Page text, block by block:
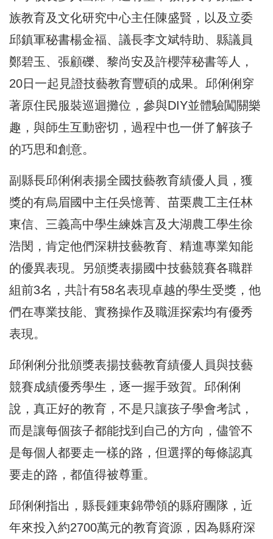
族教育及文化研究中心主任陳盛賢，以及立委
邱鎮軍秘書楊金福、議長李文斌特助、縣議員
鄭碧玉、張顧礫、黎尚安及許櫻萍秘書等人，
20日一起見證技藝教育豐碩的成果。邱俐俐穿
著原住民服裝巡迴攤位，參與DIY並體驗闖關樂
趣，與師生互動密切，過程中也一併了解孩子
的巧思和創意。
副縣長邱俐俐表揚全國技藝教育績優人員，獲
獎的有烏眉國中主任吳憶菁、苗栗農工主任林
東信、三義高中學生練姝言及大湖農工學生徐
浩閔，肯定他們深耕技藝教育、精進專業知能
的優異表現。另頒獎表揚國中技藝競賽各職群
組前3名，共計有58名表現卓越的學生受獎，他
們在專業技能、實務操作及職涯探索均有優秀
表現。
邱俐俐分批頒獎表揚技藝教育績優人員與技藝
競賽成績優秀學生，逐一握手致賀。邱俐俐
說，真正好的教育，不是只讓孩子學會考試，
而是讓每個孩子都能找到自己的方向，儘管不
是每個人都要走一樣的路，但選擇的每條認真
要走的路，都值得被尊重。
邱俐俐指出，縣長鍾東錦帶領的縣府團隊，近
年來投入約2700萬元的教育資源，因為縣府深